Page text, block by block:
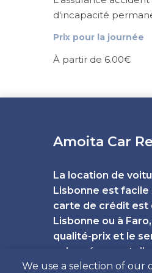
We use a selection of our
d'incapacité
Prix ​​pour la journée
À partir de 6.00€
Amoita Car
La location de
Lisbonne est
carte de crédit est
Lisbonne ou à
qualité-prix et le
qu'en réservant
Portugal. Pour un